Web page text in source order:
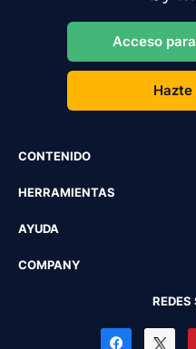
Acceso
Hazte
CONTENIDO
HERRAMIENTAS
AYUDA
COMPANY
REDES